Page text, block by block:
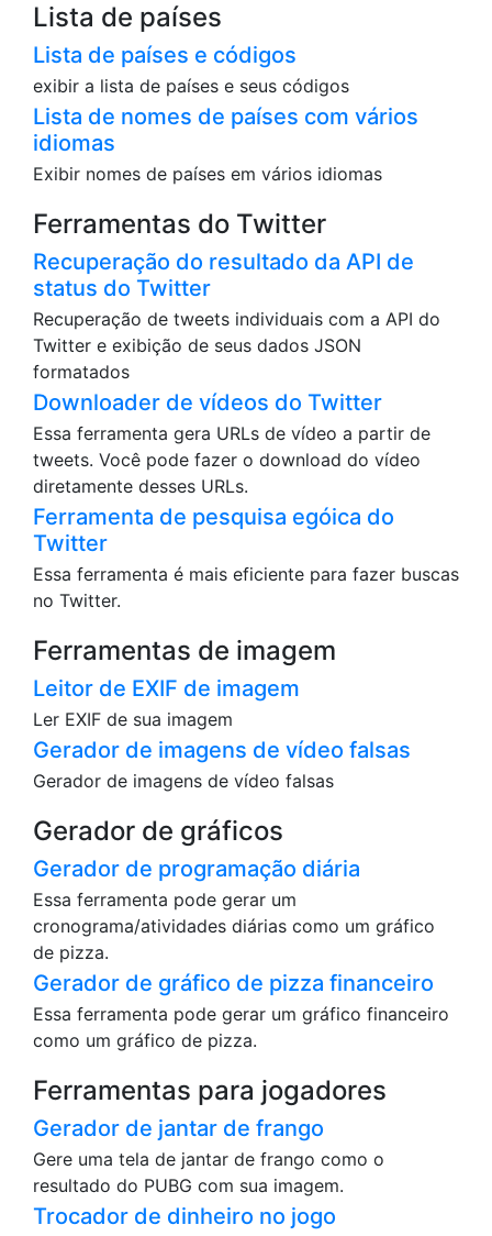
Lista de países
Lista de países e códigos
exibir a lista de países e seus códigos
Lista de nomes de países com vários
idiomas
Exibir nomes de países em vários idiomas
Ferramentas do Twitter
Recuperação do resultado da API de
status do Twitter
Recuperação de tweets individuais com a API do
Twitter e exibição de seus dados JSON
formatados
Downloader de vídeos do Twitter
Essa ferramenta gera URLs de vídeo a partir de
tweets. Você pode fazer o download do vídeo
diretamente desses URLs.
Ferramenta de pesquisa egóica do
Twitter
Essa ferramenta é mais eficiente para fazer buscas
no Twitter.
Ferramentas de imagem
Leitor de EXIF de imagem
Ler EXIF de sua imagem
Gerador de imagens de vídeo falsas
Gerador de imagens de vídeo falsas
Gerador de gráficos
Gerador de programação diária
Essa ferramenta pode gerar um
cronograma/atividades diárias como um gráfico
de pizza.
Gerador de gráfico de pizza financeiro
Essa ferramenta pode gerar um gráfico financeiro
como um gráfico de pizza.
Ferramentas para jogadores
Gerador de jantar de frango
Gere uma tela de jantar de frango como o
resultado do PUBG com sua imagem.
Trocador de dinheiro no jogo